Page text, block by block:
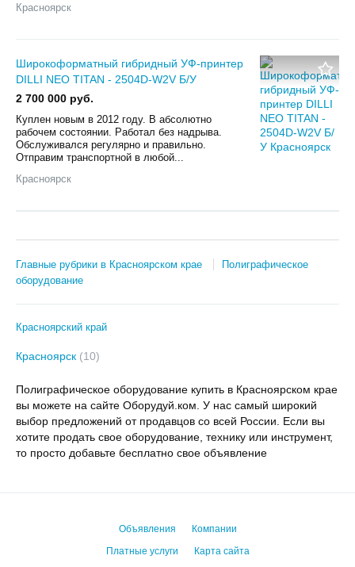
Красноярск
Широкоформатный гибридный УФ-принтер
DILLI NEO TITAN - 2504D-W2V Б/У
2 700 000 руб.
Куплен новым в 2012 году. В абсолютно
рабочем состоянии. Работал без надрыва.
Обслуживался регулярно и правильно.
Отправим транспортной в любой...
Красноярск
Главные рубрики в Красноярском крае
Полиграфическое
оборудование
Красноярский край
Красноярск (10)
Полиграфическое оборудование купить в Красноярском крае
вы можете на сайте Оборудуй.ком. У нас самый широкий
выбор предложений от продавцов со всей России. Если вы
хотите продать свое оборудование, технику или инструмент,
то просто добавьте бесплатно свое объявление
Объявления
Компании
Платные услуги
Карта сайта